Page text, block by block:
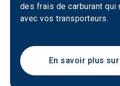
des frais de carburant
avec vos transporteurs.
En savoir plus